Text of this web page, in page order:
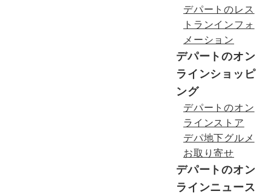
デパートのレス
トランインフォ
メーション
デパートのオン
ラインショッピ
ング
デパートのオン
ラインストア
デパ地下グルメ
お取り寄せ
デパートのオン
ラインニュース